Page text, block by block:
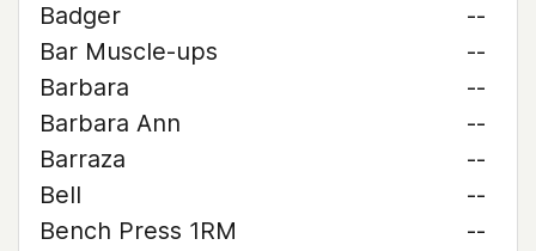
Badger
--
Bar Muscle-ups
--
Barbara
--
Barbara Ann
--
Barraza
--
Bell
--
Bench Press 1RM
--